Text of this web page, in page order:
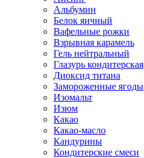
Альбумин
Белок яичный
Вафельные рожки
Взрывная карамель
Гель нейтральный
Глазурь кондитерская
Диоксид титана
Замороженные ягоды
Изомальт
Изюм
Какао
Какао-масло
Кандурины
Кондитерские смеси